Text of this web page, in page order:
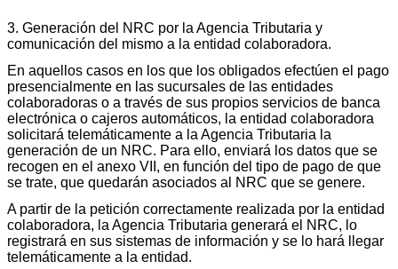
3. Generación del NRC por la Agencia Tributaria y
comunicación del mismo a la entidad colaboradora.
En aquellos casos en los que los obligados efectúen el pago
presencialmente en las sucursales de las entidades
colaboradoras o a través de sus propios servicios de banca
electrónica o cajeros automáticos, la entidad colaboradora
solicitará telemáticamente a la Agencia Tributaria la
generación de un NRC. Para ello, enviará los datos que se
recogen en el anexo VII, en función del tipo de pago de que
se trate, que quedarán asociados al NRC que se genere.
A partir de la petición correctamente realizada por la entidad
colaboradora, la Agencia Tributaria generará el NRC, lo
registrará en sus sistemas de información y se lo hará llegar
telemáticamente a la entidad.